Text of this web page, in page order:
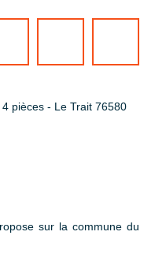
pièces - Le Trait 76580
sur la commune du